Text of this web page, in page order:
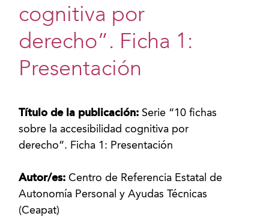
cognitiva por
derecho”. Ficha 1:
Presentación
Título de la publicación: Serie “10 fichas
sobre la accesibilidad cognitiva por
derecho”. Ficha 1: Presentación
Autor/es:Centro de Referencia Estatal de
Autonomía Personal y Ayudas Técnicas
(Ceapat)